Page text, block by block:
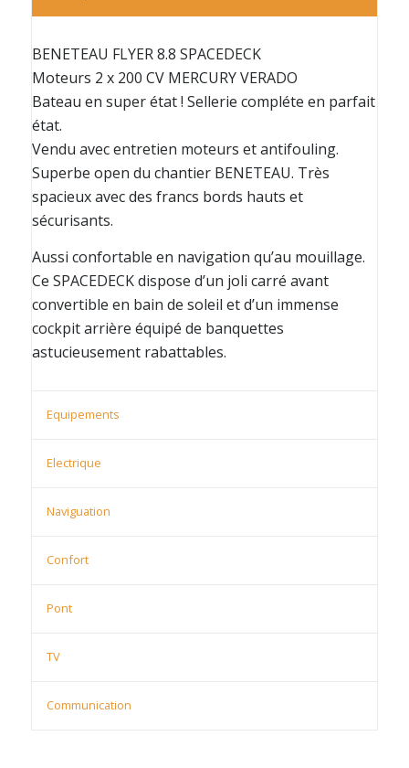
BENETEAU FLYER 8.8 SPACEDECK
Moteurs 2 x 200 CV MERCURY VERADO
Bateau en super état ! Sellerie compléte en parfait
état.
Vendu avec entretien moteurs et antifouling.
Superbe open du chantier BENETEAU. Très
spacieux avec des francs bords hauts et
sécurisants.
Aussi confortable en navigation qu’au mouillage.
Ce SPACEDECK dispose d’un joli carré avant
convertible en bain de soleil et d’un immense
cockpit arrière équipé de banquettes
astucieusement rabattables.
Equipements
Electrique
Naviguation
Confort
Pont
TV
Communication